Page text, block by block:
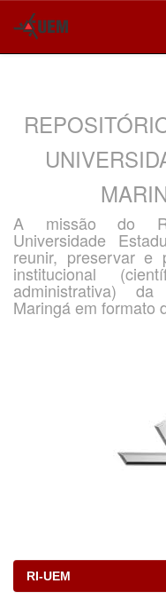
A missão do
Universidade
reunir, preservar e
institucional
administrativa)
Maringá em formato
RI-UEM